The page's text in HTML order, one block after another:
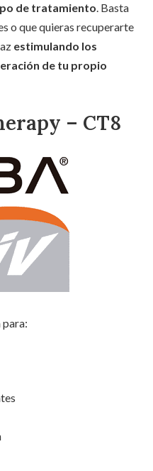
de tratamiento. Basta
o que quieras recuperarte
estimulando los
de tu propio
– CT8